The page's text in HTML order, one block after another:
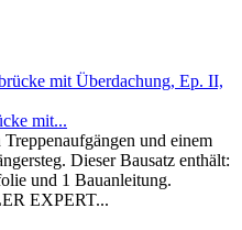
mit...
und einem
Dieser Bausatz enthält:
und 1 Bauanleitung.
EXPERT...